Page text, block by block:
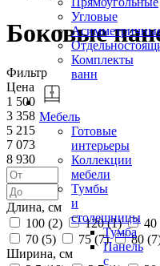
Угловые
Комплекты
ванн
Мебель
Готовые
интерьеры
Коллекции
мебели
Тумбы
и
столешницы
Тумба
Панель
с
Боковые
Фильтр
Цена
1 500
3 358
5 215
7 073
8 930
Длина, см
100 (2) 120 (1) 40
70 (5) 75 (7) 80 (7
Ширина, см